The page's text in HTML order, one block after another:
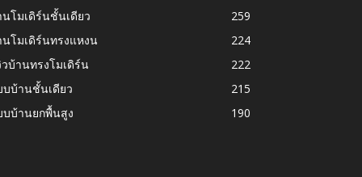
โมเดิร์นชั้นเดียว
259
โมเดิร์นทรงแหงน
224
บ้านทรงโมเดิร์น
222
บบ้านชั้นเดียว
215
บบ้านยกพื้นสูง
190